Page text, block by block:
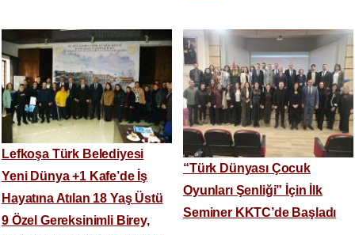
Lefkoşa Türk Belediyesi
Yeni Dünya +1 Kafe’de İş
Hayatına Atılan 18 Yaş Üstü
9 Özel Gereksinimli Birey,
“Türk Dünyası Çocuk
Oyunları Şenliği” İçin İlk
Seminer KKTC’de Başladı